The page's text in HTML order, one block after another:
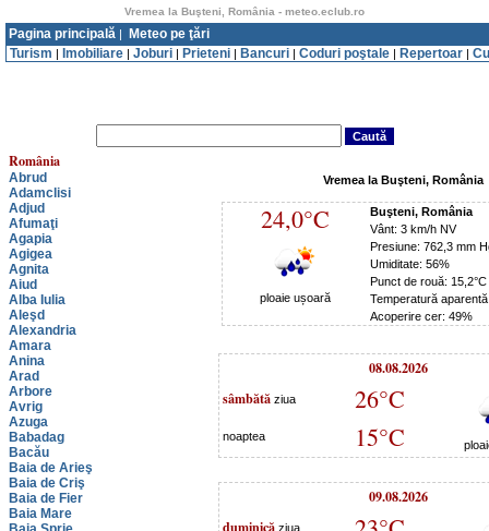
Vremea la Buşteni, România - meteo.eclub.ro
Pagina principală |
Meteo pe ţări
Turism | Imobiliare | Joburi | Prieteni | Bancuri | Coduri poştale | Repertoar |
România
Abrud
Adamclisi
Adjud
Afumaţi
Agapia
Agigea
Agnita
Aiud
Alba Iulia
Aleşd
Alexandria
Amara
Anina
Arad
Arbore
Avrig
Azuga
Babadag
Bacău
Baia de Arieş
Baia de Criş
Baia de Fier
Baia Mare
Vremea la Buşteni, România
24,0°C
ploaie ușoară
Buşteni, România
Vânt: 3 km/h NV
Presiune: 762,3 mm
Umiditate: 56%
Punct de rouă: 15,2°C
Temperatură
Acoperire cer: 49%
08.08.2026
sâmbătă ziua 26°C
noaptea 15°C
09.08.2026
duminică ziua